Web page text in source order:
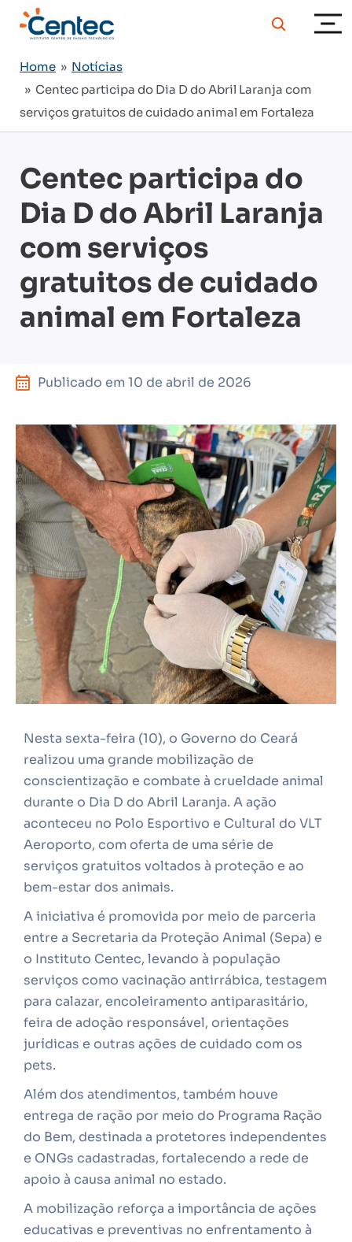
Home » Notícias
» Centec participa do Dia D do Abril Laranja com
serviços gratuitos de cuidado animal em Fortaleza
Centec participa do
Dia D do Abril Laranja
com serviços
gratuitos de cuidado
animal em Fortaleza
Publicado em 10 de abril de 2026
Nesta sexta-feira (10), o Governo do Ceará
realizou uma grande mobilização de
conscientização e combate à crueldade animal
durante o Dia D do Abril Laranja. A ação
aconteceu no Polo Esportivo e Cultural do VLT
Aeroporto, com oferta de uma série de
serviços gratuitos voltados à proteção e ao
bem-estar dos animais.
A iniciativa é promovida por meio de parceria
entre a Secretaria da Proteção Animal (Sepa) e
o Instituto Centec, levando à população
serviços como vacinação antirrábica, testagem
para calazar, encoleiramento antiparasitário,
feira de adoção responsável, orientações
jurídicas e outras ações de cuidado com os
pets.
Além dos atendimentos, também houve
entrega de ração por meio do Programa Ração
do Bem, destinada a protetores independentes
e ONGs cadastradas, fortalecendo a rede de
apoio à causa animal no estado.
A mobilização reforça a importância de ações
educativas e preventivas no enfrentamento à